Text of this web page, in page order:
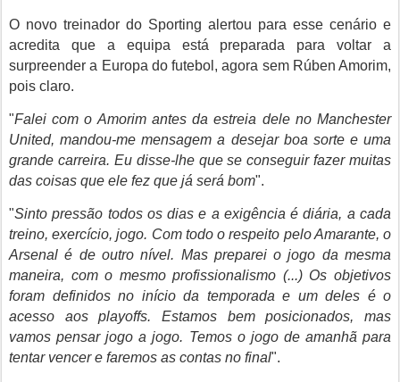
O novo treinador do Sporting alertou para esse cenário e
acredita que a equipa está preparada para voltar a
surpreender a Europa do futebol, agora sem Rúben Amorim,
pois claro.
"Falei com o Amorim antes da estreia dele no Manchester
United, mandou-me mensagem a desejar boa sorte e uma
grande carreira. Eu disse-lhe que se conseguir fazer muitas
das coisas que ele fez que já será bom".
"Sinto pressão todos os dias e a exigência é diária, a cada
treino, exercício, jogo. Com todo o respeito pelo Amarante, o
Arsenal é de outro nível. Mas preparei o jogo da mesma
maneira, com o mesmo profissionalismo (...) Os objetivos
foram definidos no início da temporada e um deles é o
acesso aos playoffs. Estamos bem posicionados, mas
vamos pensar jogo a jogo. Temos o jogo de amanhã para
tentar vencer e faremos as contas no final".